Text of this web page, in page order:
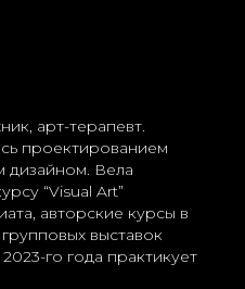
арт-терапевт.
проектированием
дизайном. Вела
“Visual Art”
авторские курсы в
выставок
го года практикует